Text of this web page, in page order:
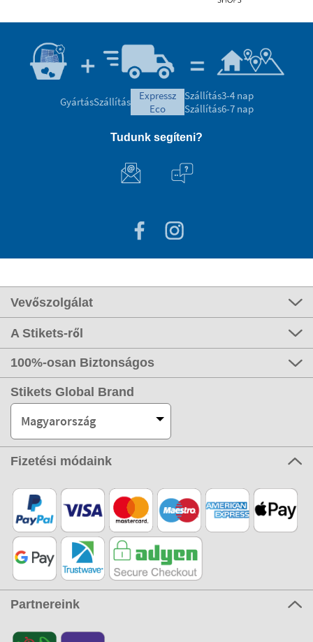
GyártásSzállítás
expressz
eco
Szállítás3-4 nap
Szállítás6-7 nap
Tudunk segíteni?
Vevőszolgálat
A Stikets-ről
100%-osan Biztonságos
Stikets Global Brand
Magyarország
Fizetési módaink
Partnereink